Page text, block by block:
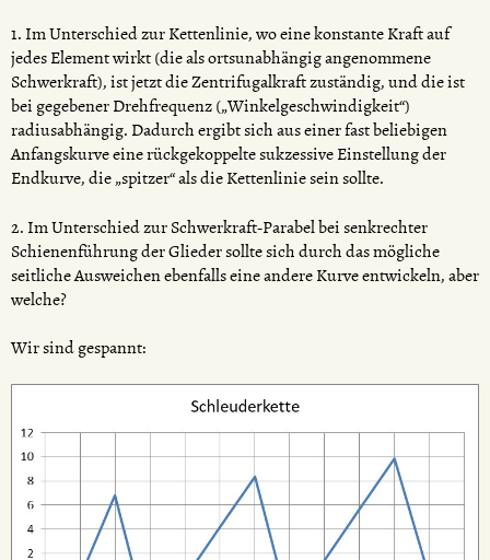
1. Im Unterschied zur Kettenlinie, wo eine konstante Kraft auf
jedes Element wirkt (die als ortsunabhängig angenommene
Schwerkraft), ist jetzt die Zentrifugalkraft zuständig, und die ist
bei gegebener Drehfrequenz („Winkelgeschwindigkeit“)
radiusabhängig. Dadurch ergibt sich aus einer fast beliebigen
Anfangskurve eine rückgekoppelte sukzessive Einstellung der
Endkurve, die „spitzer“ als die Kettenlinie sein sollte.
2. Im Unterschied zur Schwerkraft-Parabel bei senkrechter
Schienenführung der Glieder sollte sich durch das mögliche
seitliche Ausweichen ebenfalls eine andere Kurve entwickeln, aber
welche?
Wir sind gespannt: